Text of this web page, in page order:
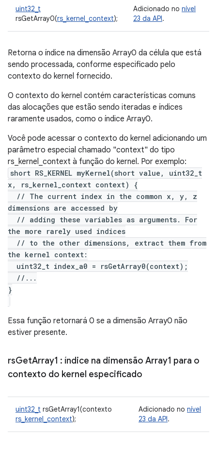
uint32_t
rsGetArray0(rs_kernel_context);
Adicionado no nível
23 da API.
Retorna o índice na dimensão Array0 da célula que está
sendo processada, conforme especificado pelo
contexto do kernel fornecido.
O contexto do kernel contém características comuns
das alocações que estão sendo iteradas e índices
raramente usados, como o índice Array0.
Você pode acessar o contexto do kernel adicionando um
parâmetro especial chamado "context" do tipo
rs_kernel_context à função do kernel. Por exemplo:
short RS_KERNEL myKernel(short value, uint32_t
x, rs_kernel_context context) {
// The current index in the common x, y, z
dimensions are accessed by
// adding these variables as arguments. For
the more rarely used indices
// to the other dimensions, extract them from
the kernel context:
uint32_t index_a0 = rsGetArray0(context);
//...
}
Essa função retornará 0 se a dimensão Array0 não
estiver presente.
rsGetArray1 : índice na dimensão Array1 para o
contexto do kernel especificado
uint32_t rsGetArray1(contexto
rs_kernel_context);
Adicionado no nível
23 da API.